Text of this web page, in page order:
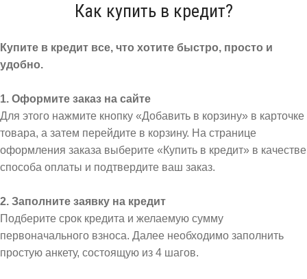
Как купить в кредит?
Купите в кредит все, что хотите быстро, просто и
удобно.
1. Оформите заказ на сайте
Для этого нажмите кнопку «Добавить в корзину» в карточке
товара, а затем перейдите в корзину. На странице
оформления заказа выберите «Купить в кредит» в качестве
способа оплаты и подтвердите ваш заказ.
2. Заполните заявку на кредит
Подберите срок кредита и желаемую сумму
первоначального взноса. Далее необходимо заполнить
простую анкету, состоящую из 4 шагов.